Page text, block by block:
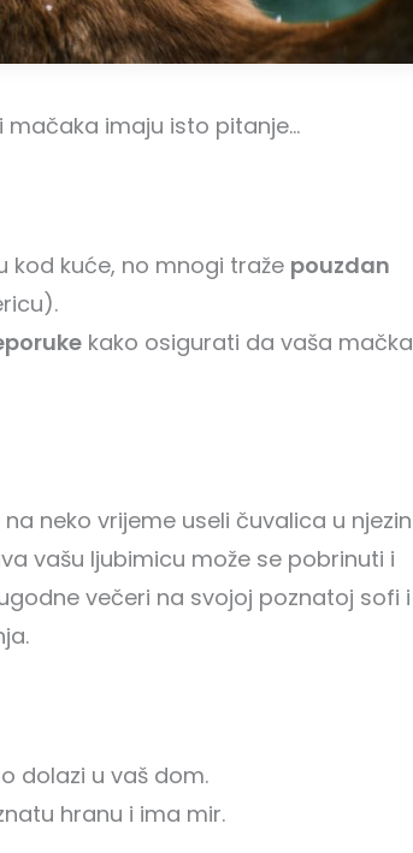
mačaka imaju isto pitanje…
kod kuće, no mnogi traže pouzdan
kako osigurati da vaša mačka
neko vrijeme useli čuvalica u njezin
vašu ljubimicu može se pobrinuti i
večeri na svojoj poznatoj sofi i
dolazi u vaš dom.
hranu i ima mir.